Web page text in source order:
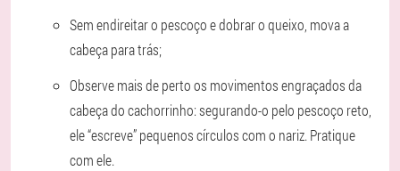
Sem endireitar o pescoço e dobrar o queixo, mova a
cabeça para trás;
Observe mais de perto os movimentos engraçados da
cabeça do cachorrinho: segurando-o pelo pescoço reto,
ele “escreve” pequenos círculos com o nariz. Pratique
com ele.